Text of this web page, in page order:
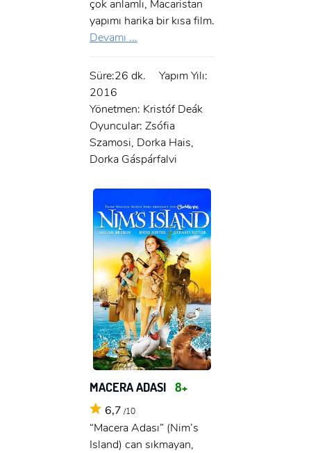
Şifremi Unuttum ?
GIRIŞ
GIRIŞ
çok anlamlı, Macaristan
yapımı harika bir kısa film.
Devamı ...
Süre:26 dk.
Yapım Yılı:
2016
Yönetmen: Kristóf Deák
Oyuncular: Zsófia
Szamosi, Dorka Hais,
Dorka Gáspárfalvi
MACERA ADASI 8+
6,7 /10
“Macera Adası” (Nim’s
Island) can sıkmayan,